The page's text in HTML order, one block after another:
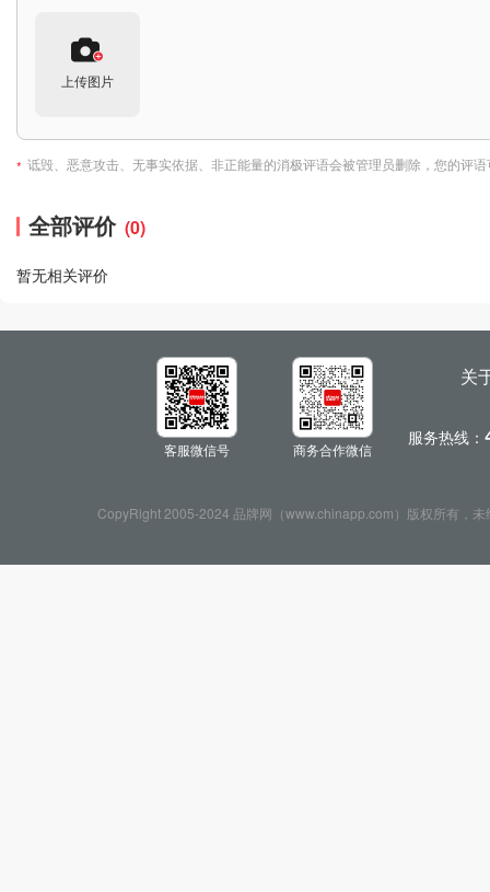
上传图片
* 诋毁、恶意攻击、无事实依据、非正能量的消极评语会被管理员删除，您的评
全部评价 (0)
暂无相关评价
客服微信号 商务合作微信
关
服务热线：
CopyRight 2005-2024 品牌网（www.chinapp.com）版权所有，